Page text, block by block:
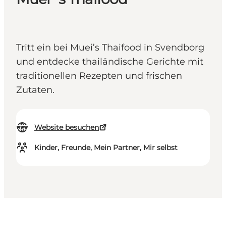
Tritt ein bei Muei’s Thaifood in Svendborg
und entdecke thailändische Gerichte mit
traditionellen Rezepten und frischen
Zutaten.
Website besuchen
Kinder, Freunde, Mein Partner, Mir selbst